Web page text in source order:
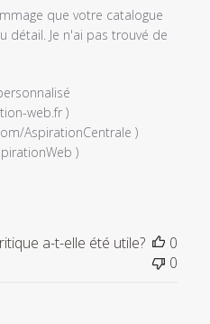
que votre catalogue
détail. Je n'ai pas trouvé de
web.fr )
AspirationCentrale )
)
a-t-elle été utile?
0
0